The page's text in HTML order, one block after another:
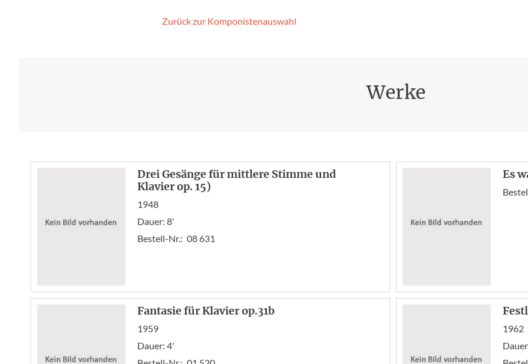
Zurück zur Komponisten­auswahl
Werke
Drei Gesänge für mittlere Stimme und
Klavier op. 15)
1948
Dauer: 8'
Bestell-Nr.: 08 631
Es
Fantasie für Klavier op.31b
1959
Dauer: 4'
1962